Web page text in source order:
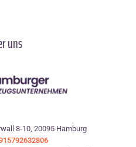
uns
8-10, 20095 Hamburg